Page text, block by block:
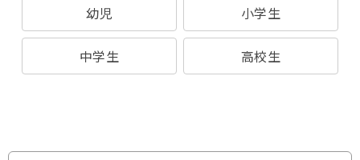
幼児 小学生
中学生 高校生